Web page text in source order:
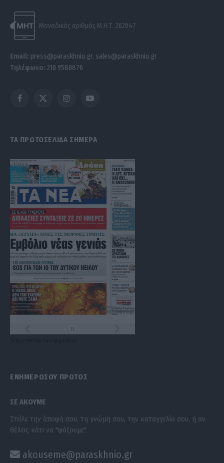
Μοναδικός αριθμός Μ.Η.Τ. 262047
Email: press@paraskhnio.gr, sales@paraskhnio.gr
Τηλέφωνο: 210 9580876
Facebook
X
InstagramYouTube
ΤΑ ΠΡΩΤΟΣΕΛΙΔΑ ΣΗΜΕΡΑ
ΕΝΗΜΕΡΩΣΟΥ ΠΡΩΤΟΣ
ΣΕ ΑΚΟΥΜΕ
Στείλε την άποψή σου, τη γνώμη σου, την καταγγελία σου, ή αν
θέλεις κάτι να "ψάξουμε".
akouseme@paraskhnio.gr